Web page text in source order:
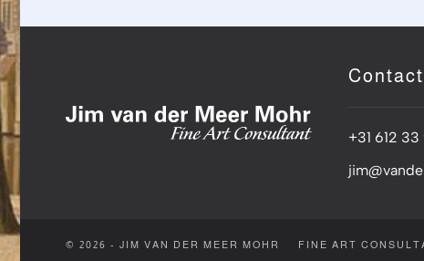
+31 612
© 2026 - JIM VAN DER MEER MOHR FINE ART